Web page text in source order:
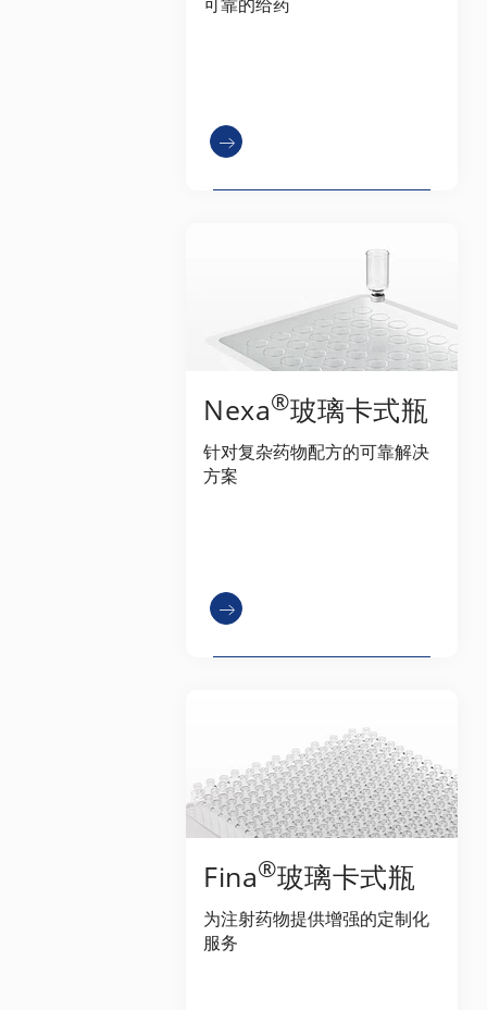
Nexa®玻璃卡式瓶
针对复杂药物配方的可靠解决
方案
Fina®玻璃卡式瓶
为注射药物提供增强的定制化
服务